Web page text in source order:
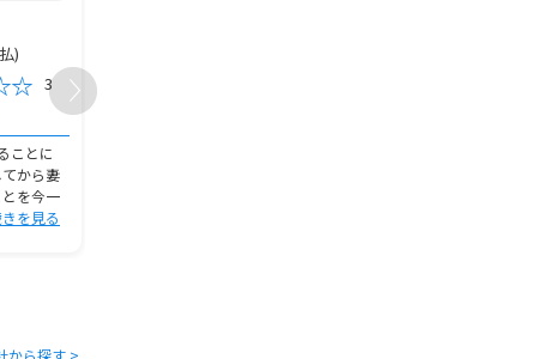
)
3
ことに
から妻
を今一
を見る